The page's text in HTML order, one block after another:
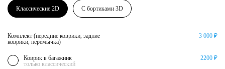
Классические 2D С бортиками 3D
Комплект (передние коврики, задние
коврики, перемычка)
3 000 ₽
Коврик в багажник
только классический
2200 ₽